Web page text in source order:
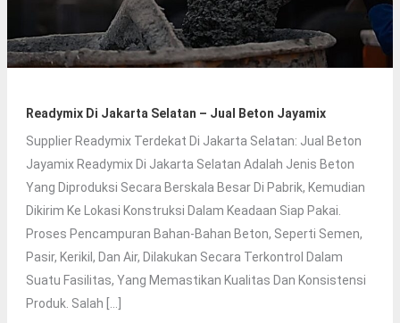
Readymix Di Jakarta Selatan – Jual Beton Jayamix
Supplier Readymix Terdekat Di Jakarta Selatan: Jual Beton
Jayamix Readymix Di Jakarta Selatan Adalah Jenis Beton
Yang Diproduksi Secara Berskala Besar Di Pabrik, Kemudian
Dikirim Ke Lokasi Konstruksi Dalam Keadaan Siap Pakai.
Proses Pencampuran Bahan-Bahan Beton, Seperti Semen,
Pasir, Kerikil, Dan Air, Dilakukan Secara Terkontrol Dalam
Suatu Fasilitas, Yang Memastikan Kualitas Dan Konsistensi
Produk. Salah […]